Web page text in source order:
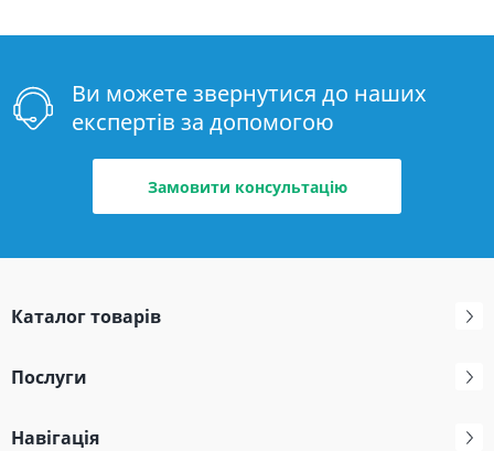
Ви можете звернутися до наших
експертів за допомогою
Замовити консультацію
Каталог товарів
Послуги
Навігація